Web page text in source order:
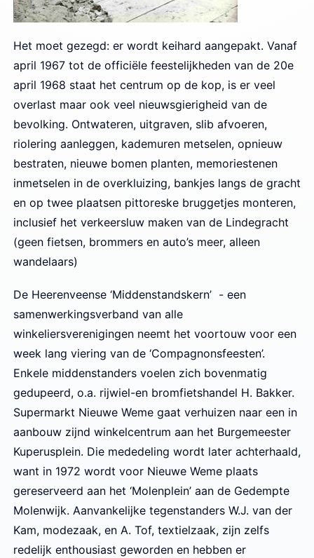
Het moet gezegd: er wordt keihard aangepakt. Vanaf
april 1967 tot de officiële feestelijkheden van de 20e
april 1968 staat het centrum op de kop, is er veel
overlast maar ook veel nieuwsgierigheid van de
bevolking. Ontwateren, uitgraven, slib afvoeren,
riolering aanleggen, kademuren metselen, opnieuw
bestraten, nieuwe bomen planten, memoriestenen
inmetselen in de overkluizing, bankjes langs de gracht
en op twee plaatsen pittoreske bruggetjes monteren,
inclusief het verkeersluw maken van de Lindegracht
(geen fietsen, brommers en auto’s meer, alleen
wandelaars)
De Heerenveense ‘Middenstandskern’ - een
samenwerkingsverband van alle
winkeliersverenigingen neemt het voortouw voor een
week lang viering van de ‘Compagnonsfeesten’.
Enkele middenstanders voelen zich bovenmatig
gedupeerd, o.a. rijwiel-en bromfietshandel H. Bakker.
Supermarkt Nieuwe Weme gaat verhuizen naar een in
aanbouw zijnd winkelcentrum aan het Burgemeester
Kuperusplein. Die mededeling wordt later achterhaald,
want in 1972 wordt voor Nieuwe Weme plaats
gereserveerd aan het ‘Molenplein’ aan de Gedempte
Molenwijk. Aanvankelijke tegenstanders W.J. van der
Kam, modezaak, en A. Tof, textielzaak, zijn zelfs
redelijk enthousiast geworden en hebben er